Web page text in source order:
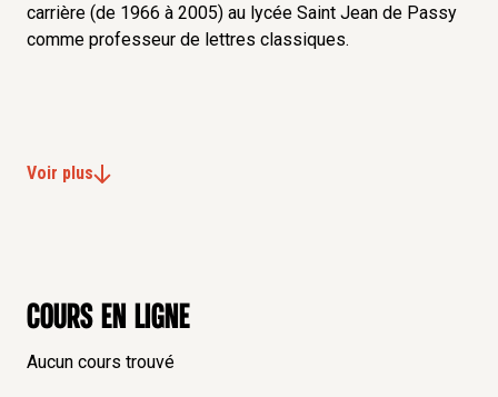
carrière (de 1966 à 2005) au lycée Saint Jean de Passy
comme professeur de lettres classiques.
Voir plus
Cours en ligne
Aucun cours trouvé